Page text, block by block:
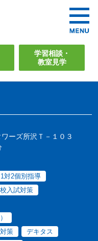
学習相談・
教室見学
ーズ所沢Ｔ－１０３
1対2個別指導
入試対策
策
デキタス